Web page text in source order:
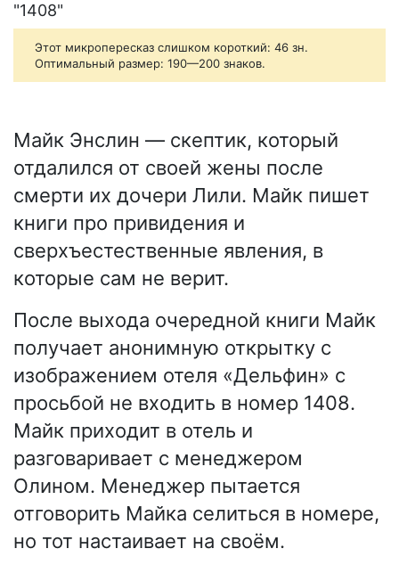
"1408"
Этот микропересказ слишком короткий: 46 зн.
Оптимальный размер: 190—200 знаков.
Майк Энслин — скептик, который
отдалился от своей жены после
смерти их дочери Лили. Майк пишет
книги про привидения и
сверхъестественные явления, в
которые сам не верит.
После выхода очередной книги Майк
получает анонимную открытку с
изображением отеля «Дельфин» с
просьбой не входить в номер 1408.
Майк приходит в отель и
разговаривает с менеджером
Олином. Менеджер пытается
отговорить Майка селиться в номере,
но тот настаивает на своём.